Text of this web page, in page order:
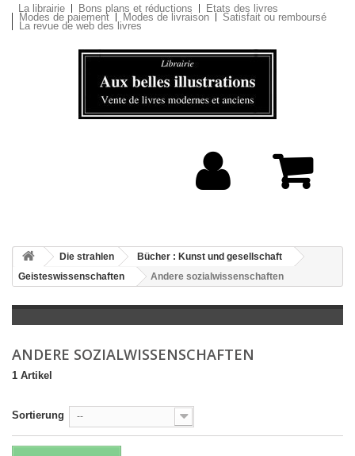
La librairie Bons plans et réductions Etats des livres
Modes de paiement Modes de livraison Satisfait ou remboursé
La revue de web des livres
Die strahlen
Bücher : Kunst und gesellschaft
Geisteswissenschaften
Andere sozialwissenschaften
ANDERE SOZIALWISSENSCHAFTEN
1 Artikel
Sortierung --